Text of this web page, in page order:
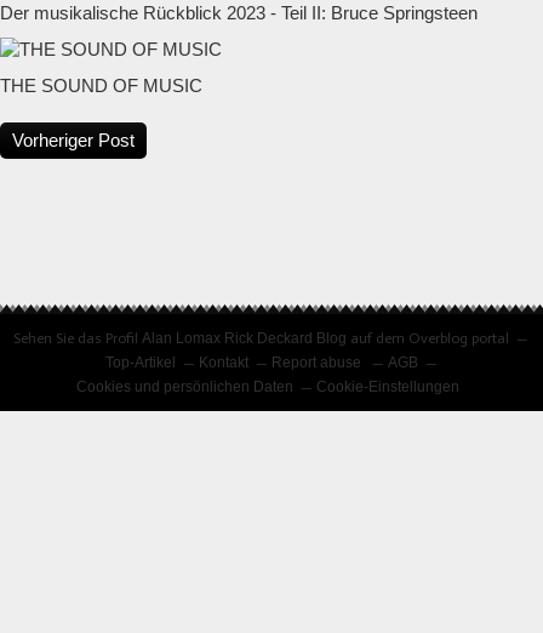
Der musikalische Rückblick 2023 - Teil II: Bruce Springsteen
THE SOUND OF MUSIC
Vorheriger Post
Sehen Sie das ProfilAlan Lomax Rick Deckard Blog auf dem Overblog portal
Top-Artikel
Kontakt Report abuse
AGB
Cookies und persönlichen Daten
Cookie-Einstellungen